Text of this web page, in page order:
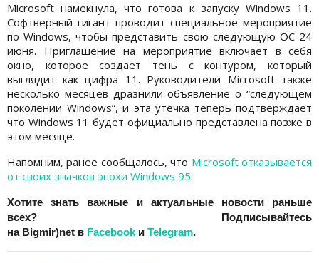
Microsoft намекнула, что готова к запуску Windows 11.
Софтверный гигант проводит специальное мероприятие
по Windows, чтобы представить свою следующую ОС 24
июня. Приглашение на мероприятие включает в себя
окно, которое создает тень с контуром, который
выглядит как цифра 11. Руководители Microsoft также
несколько месяцев дразнили объявление о “следующем
поколении Windows“, и эта утечка теперь подтверждает
что Windows 11 будет официально представлена ​​позже в
этом месяце.
Напомним, ранее сообщалось, что Microsoft отказывается
от своих значков эпохи Windows 95.
Хотите знать важные и актуальные новости раньше
всех? Подписывайтесь
на Bigmir)net в Facebook и Telegram.